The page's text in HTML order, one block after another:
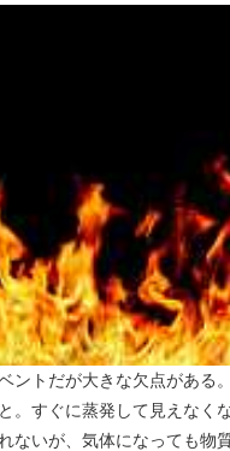
ントだが大きな欠点がある
。すぐに蒸発して見えなく
ないが、気体になっても物